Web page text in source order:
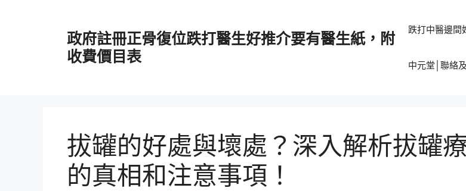
政府註冊正骨復位跌打醫生好推介要有醫生紙，附
收費價目表
跌打中醫邊間
中元堂│聯絡
拔罐的好處與壞處？深入解析拔罐
的真相和注意事項！